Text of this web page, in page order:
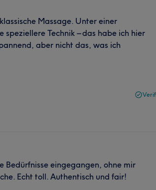
Massage. Unter einer
Technik – das habe ich hier
aber nicht das, was ich
Bedürfnisse eingegangen, ohne mir
Echt toll. Authentisch und fair!